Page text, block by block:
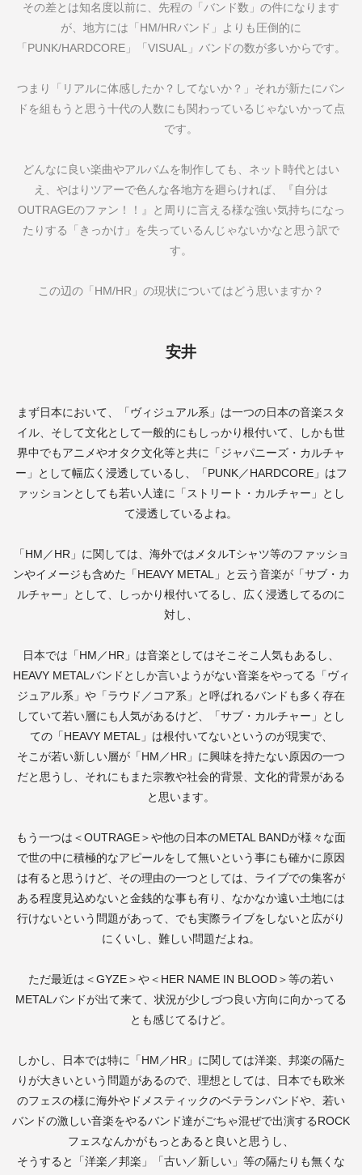
その差とは知名度以前に、先程の「バンド数」の件になります
が、地方には「 HM/HRバンド」よりも圧倒的に
「 PUNK/HARDCORE 」「 VISUAL 」バンドの数が多いからです。
つまり「リアルに体感したか？してないか？」それが新たにバン
ドを組もうと思う十代の人数にも関わっているじゃないかって点
です。
どんなに良い楽曲やアルバムを制作しても、ネット時代とはい
え、やはりツアーで色んな各地方を廻らければ、『自分は
OUTRAGEのファン！！』と周りに言える様な強い気持ちになっ
たりする「きっかけ」を失っているんじゃないかなと思う訳で
す。
この辺の「 HM/HR 」の現状についてはどう思いますか？
安井
まず日本において、「ヴィジュアル系」は一つの日本の音楽スタ
イル、そして文化として一般的にもしっかり根付いて、しかも世
界中でもアニメやオタク文化等と共に「ジャパニーズ・カルチャ
ー」として幅広く浸透しているし、「PUNK／HARDCORE」はフ
ァッションとしても若い人達に「ストリート・カルチャー」とし
て浸透しているよね。
「HM／HR」に関しては、海外ではメタルTシャツ等のファッショ
ンやイメージも含めた「HEAVY METAL」と云う音楽が「サブ・カ
ルチャー」として、しっかり根付いてるし、広く浸透してるのに
対し、
日本では「HM／HR 」は音楽としてはそこそこ人気もあるし、
HEAVY METALバンドとしか言いようがない音楽をやってる「ヴィ
ジュアル系」や「ラウド／コア系」と呼ばれるバンドも多く存在
していて若い層にも人気があるけど、「サブ・カルチャー」とし
ての「HEAVY METAL」は根付いてないというのが現実で、
そこが若い新しい層が「HM／HR 」に興味を持たない原因の一つ
だと思うし、それにもまた宗教や社会的背景、文化的背景がある
と思います。
もう一つは＜OUTRAGE＞や他の日本のMETAL BANDが様々な面
で世の中に積極的なアピールをして無いという事にも確かに原因
は有ると思うけど、その理由の一つとしては、ライブでの集客が
ある程度見込めないと金銭的な事も有り、なかなか遠い土地には
行けないという問題があって、でも実際ライブをしないと広がり
にくいし、難しい問題だよね。
ただ最近は＜GYZE＞や＜ HER NAME IN BLOOD＞等の若い
METALバンドが出て来て、状況が少しづつ良い方向に向かってる
とも感じてるけど。
しかし、日本では特に「HM／HR 」に関しては洋楽、邦楽の隔た
りが大きいという問題があるので、理想としては、日本でも欧米
のフェスの様に海外やドメスティックのベテランバンドや、若い
バンドの激しい音楽をやるバンド達がごちゃ混ぜで出演するROCK
フェスなんかがもっとあると良いと思うし、
そうすると「洋楽／邦楽」「古い／新しい」等の隔たりも無くな